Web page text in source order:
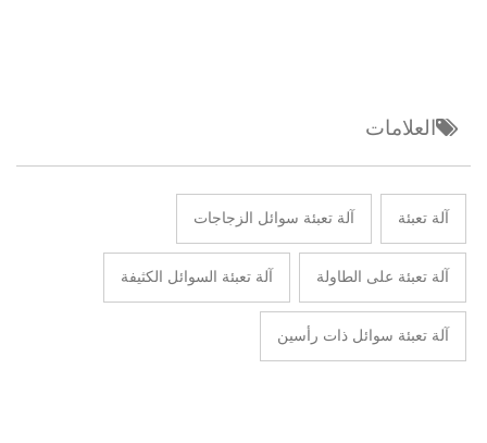
العلامات
آلة تعبئة آلة تعبئة سوائل الزجاجات
آلة تعبئة على الطاولة آلة تعبئة السوائل الكثيفة
آلة تعبئة سوائل ذات رأسين